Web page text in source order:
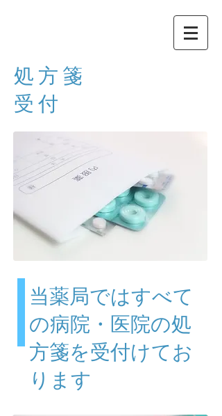
処方箋
受付
​当薬局ではすべて
の病院・医院の処
方箋を受付けてお
ります